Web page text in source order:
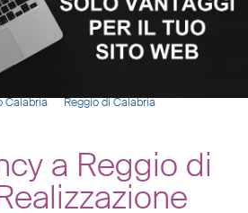
Calabria Reggio di Calabria
a Reggio di